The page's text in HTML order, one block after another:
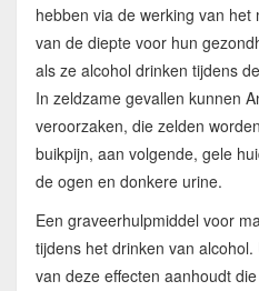
hebben via de werking van het
van de diepte voor hun
als ze alcohol drinken tijdens
In zeldzame gevallen kunnen
veroorzaken, die zelden
buikpijn, aan volgende, gele
de ogen en donkere urine.
Een graveerhulpmiddel voor
tijdens het drinken van
van deze effecten aanhoudt